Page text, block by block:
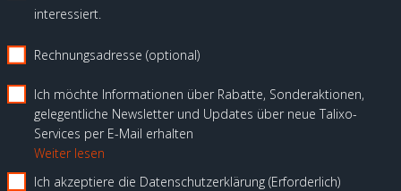
interessiert.
Rechnungsadresse (optional)
Ich möchte Informationen über Rabatte, Sonderaktionen,
gelegentliche Newsletter und Updates über neue Talixo-
Services per E-Mail erhalten
Weiter lesen
Ich akzeptiere die Datenschutzerklärung Erforderlich